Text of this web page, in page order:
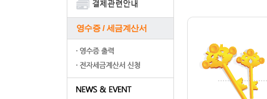
영수증 / 세금계산서